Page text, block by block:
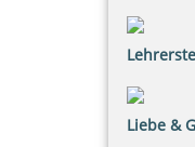
Liebe &